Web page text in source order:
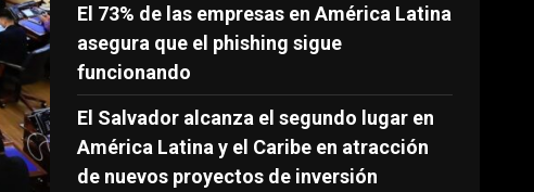
El 73% de las empresas en América Latina
asegura que el phishing sigue
funcionando
El Salvador alcanza el segundo lugar en
América Latina y el Caribe en atracción
de nuevos proyectos de inversión